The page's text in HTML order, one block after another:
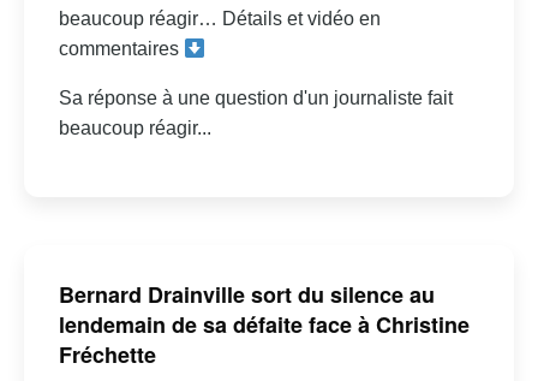
beaucoup réagir… Détails et vidéo en
commentaires
Sa réponse à une question d'un journaliste fait
beaucoup réagir...
Bernard Drainville sort du silence au
lendemain de sa défaite face à Christine
Fréchette